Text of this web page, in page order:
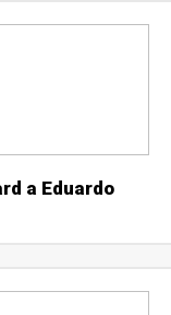
a Eduardo